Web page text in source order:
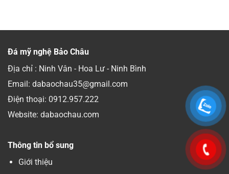
Đá mỹ nghệ Bảo Châu
Địa chỉ : Ninh Vân - Hoa Lư - Ninh Bình
Email: dabaochau35@gmail.com
Điện thoại: 0912.957.222
Website: dabaochau.com
Thông tin bổ sung
Giới thiệu